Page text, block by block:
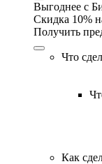
Выгоднее с
Скидка 10%
Получить
Что
Как